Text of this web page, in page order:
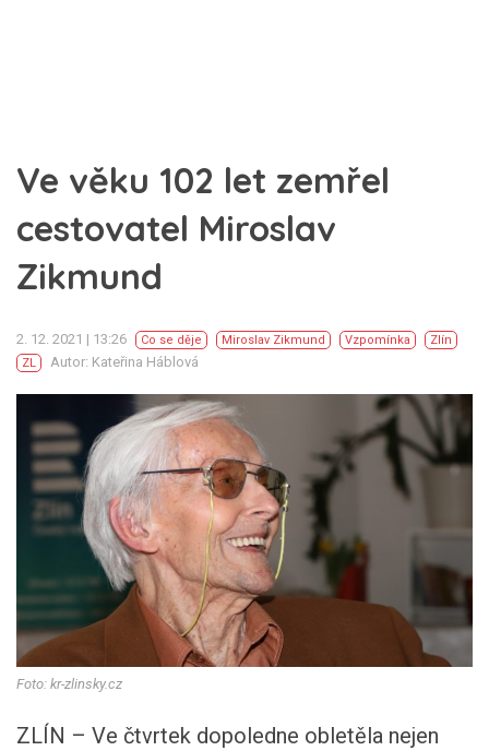
Ve věku 102 let zemřel
cestovatel Miroslav
Zikmund
2. 12. 2021 | 13:26 Co se děje Miroslav Zikmund Vzpomínka
Zlín
ZL
Autor: Kateřina Háblová
Foto: kr-zlinsky.cz
ZLÍN – Ve čtvrtek dopoledne obletěla nejen